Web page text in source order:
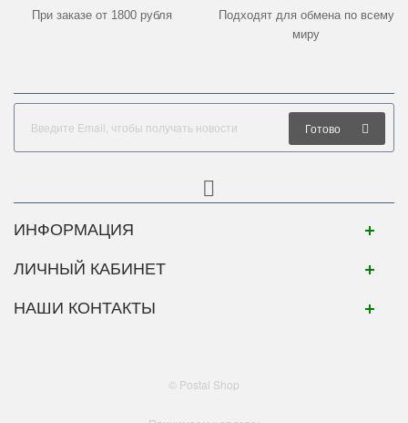
При заказе от 1800 рубля
Подходят для обмена по всему
миру
Готово
ИНФОРМАЦИЯ
ЛИЧНЫЙ КАБИНЕТ
НАШИ КОНТАКТЫ
© Postal Shop